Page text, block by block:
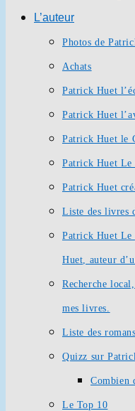
L’auteur
Photos de
Achats
Patrick Huet
Patrick Huet
Patrick Huet le
Patrick Huet Le
Patrick Huet
Liste des livres
Patrick Huet Le
Huet, auteur
Recherche
mes livres.
Liste des
Quizz sur
Combien
Le Top 10